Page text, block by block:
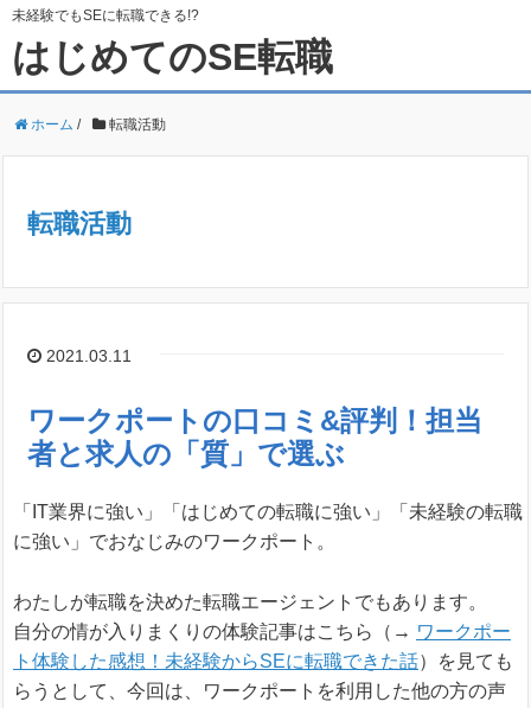
未経験でもSEに転職できる!?
はじめてのSE転職
ホーム / 転職活動
転職活動
2021.03.11
ワークポートの口コミ&評判！担当
者と求人の「質」で選ぶ
「IT業界に強い」「はじめての転職に強い」「未経験の転職
に強い」でおなじみのワークポート。
わたしが転職を決めた転職エージェントでもあります。
自分の情が入りまくりの体験記事はこちら（→ ワークポー
ト体験した感想！未経験からSEに転職できた話）を見ても
らうとして、今回は、ワークポートを利用した他の方の声